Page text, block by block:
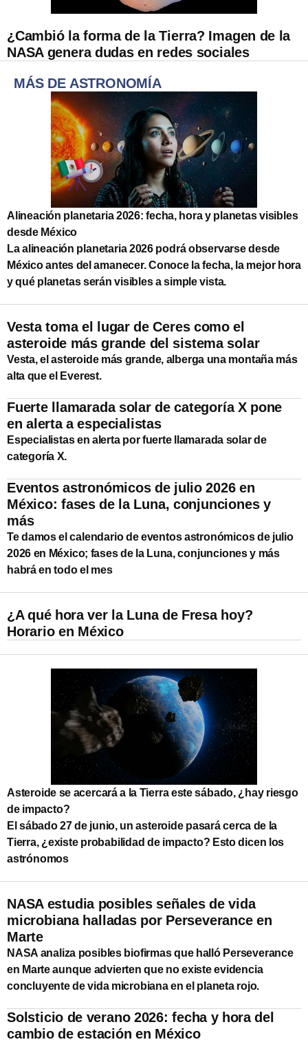
¿Cambió la forma de la Tierra? Imagen de la
NASA genera dudas en redes sociales
MÁS DE ASTRONOMÍA
Alineación planetaria 2026: fecha, hora y planetas visibles
desde México
La alineación planetaria 2026 podrá observarse desde
México antes del amanecer. Conoce la fecha, la mejor hora
y qué planetas serán visibles a simple vista.
Vesta toma el lugar de Ceres como el
asteroide más grande del sistema solar
Vesta, el asteroide más grande, alberga una montaña más
alta que el Everest.
Fuerte llamarada solar de categoría X pone
en alerta a especialistas
Especialistas en alerta por fuerte llamarada solar de
categoría X.
Eventos astronómicos de julio 2026 en
México: fases de la Luna, conjunciones y
más
Te damos el calendario de eventos astronómicos de julio
2026 en México; fases de la Luna, conjunciones y más
habrá en todo el mes
¿A qué hora ver la Luna de Fresa hoy?
Horario en México
Asteroide se acercará a la Tierra este sábado, ¿hay riesgo
de impacto?
El sábado 27 de junio, un asteroide pasará cerca de la
Tierra, ¿existe probabilidad de impacto? Esto dicen los
astrónomos
NASA estudia posibles señales de vida
microbiana halladas por Perseverance en
Marte
NASA analiza posibles biofirmas que halló Perseverance
en Marte aunque advierten que no existe evidencia
concluyente de vida microbiana en el planeta rojo.
Solsticio de verano 2026: fecha y hora del
cambio de estación en México